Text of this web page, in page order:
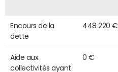
Encours de la
dette
448 220 €
Aide aux
collectivités ayant
0 €